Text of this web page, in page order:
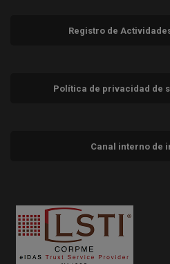
Registro de
Política de privacidad de
Canal interno de